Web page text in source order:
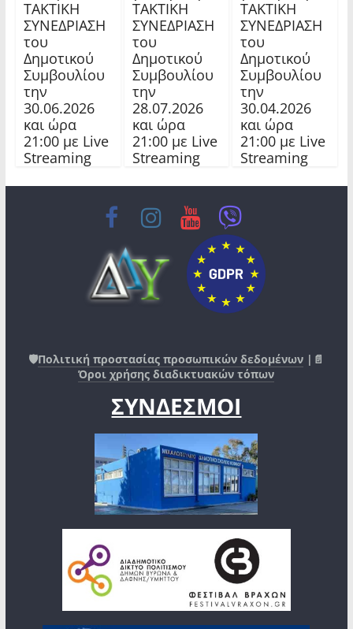
ΤΑΚΤΙΚΗ
ΣΥΝΕΔΡΙΑΣΗ
του
Δημοτικού
Συμβουλίου
την
30.06.2026
και ώρα
21:00 με Live
Streaming
ΤΑΚΤΙΚΗ
ΣΥΝΕΔΡΙΑΣΗ
του
Δημοτικού
Συμβουλίου
την
28.07.2026
και ώρα
21:00 με Live
Streaming
ΤΑΚΤΙΚΗ
ΣΥΝΕΔΡΙΑΣΗ
του
Δημοτικού
Συμβουλίου
την
30.04.2026
και ώρα
21:00 με Live
Streaming
🛡️Πολιτική προστασίας προσωπικών δεδομένων |📄
Όροι χρήσης διαδικτυακών τόπων
ΣΥΝΔΕΣΜΟΙ